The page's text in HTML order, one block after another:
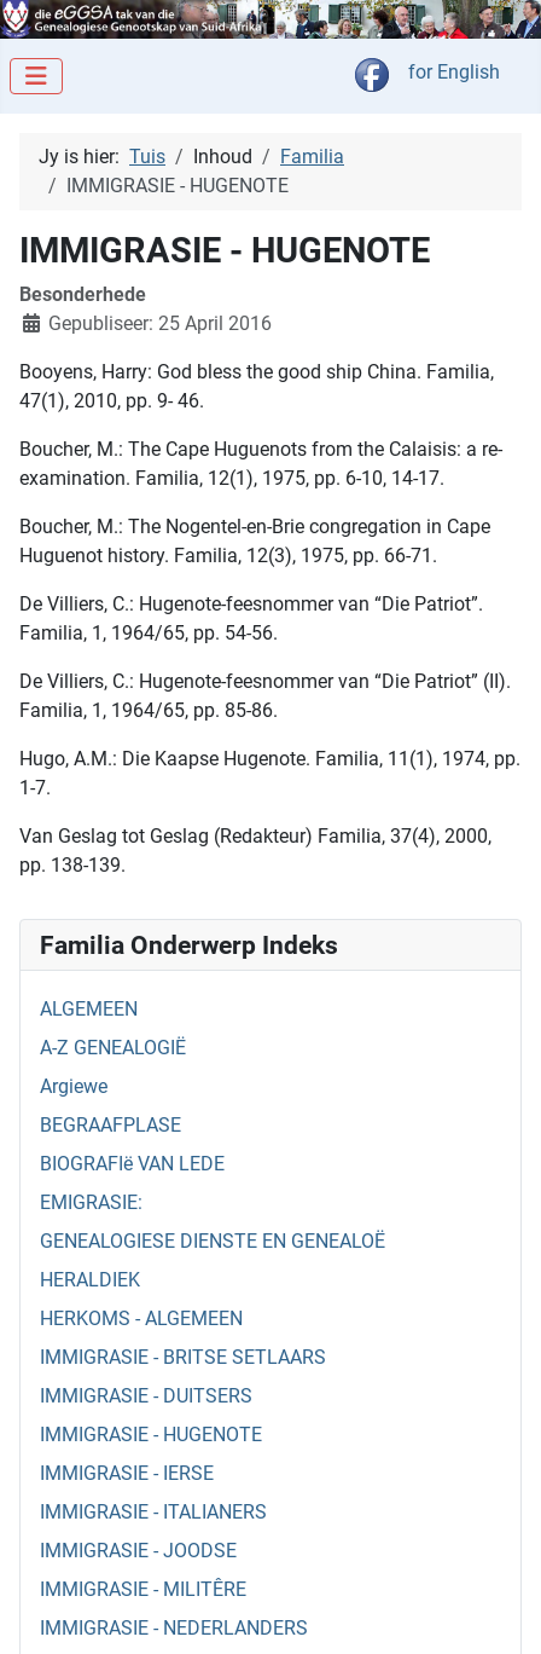
Kies jou taal
for English
Familia Onderwerp Indeks
ALGEMEEN
A-Z GENEALOGIË
Argiewe
BEGRAAFPLASE
BIOGRAFIë VAN LEDE
EMIGRASIE:
GENEALOGIESE DIENSTE EN GENEALOË
HERALDIEK
HERKOMS - ALGEMEEN
IMMIGRASIE - BRITSE SETLAARS
IMMIGRASIE - DUITSERS
IMMIGRASIE - HUGENOTE
IMMIGRASIE - IERSE
IMMIGRASIE - ITALIANERS
IMMIGRASIE - JOODSE
IMMIGRASIE - MILITÊRE
IMMIGRASIE - NEDERLANDERS
Jy is hier: Tuis Inhoud
Familia
IMMIGRASIE - HUGENOTE
IMMIGRASIE - HUGENOTE
Besonderhede
Gepubliseer: 25 April 2016
Booyens, Harry: God bless the good ship China. Familia,
47(1), 2010, pp. 9- 46.
Boucher, M.: The Cape Huguenots from the Calaisis: a re-
examination. Familia, 12(1), 1975, pp. 6-10, 14-17.
Boucher, M.: The Nogentel-en-Brie congregation in Cape
Huguenot history. Familia, 12(3), 1975, pp. 66-71.
De Villiers, C.: Hugenote-feesnommer van “Die Patriot”.
Familia, 1, 1964/65, pp. 54-56.
De Villiers, C.: Hugenote-feesnommer van “Die Patriot” (II).
Familia, 1, 1964/65, pp. 85-86.
Hugo, A.M.: Die Kaapse Hugenote. Familia, 11(1), 1974, pp.
1-7.
Van Geslag tot Geslag (Redakteur) Familia, 37(4), 2000,
pp. 138-139.